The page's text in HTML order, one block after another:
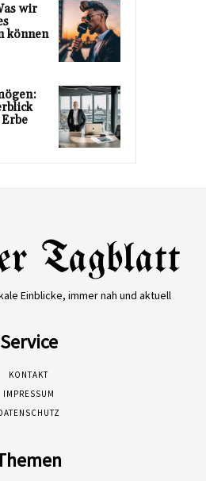
wir
können
Einblicke, immer nah und aktuell
Service
KONTAKT
IMPRESSUM